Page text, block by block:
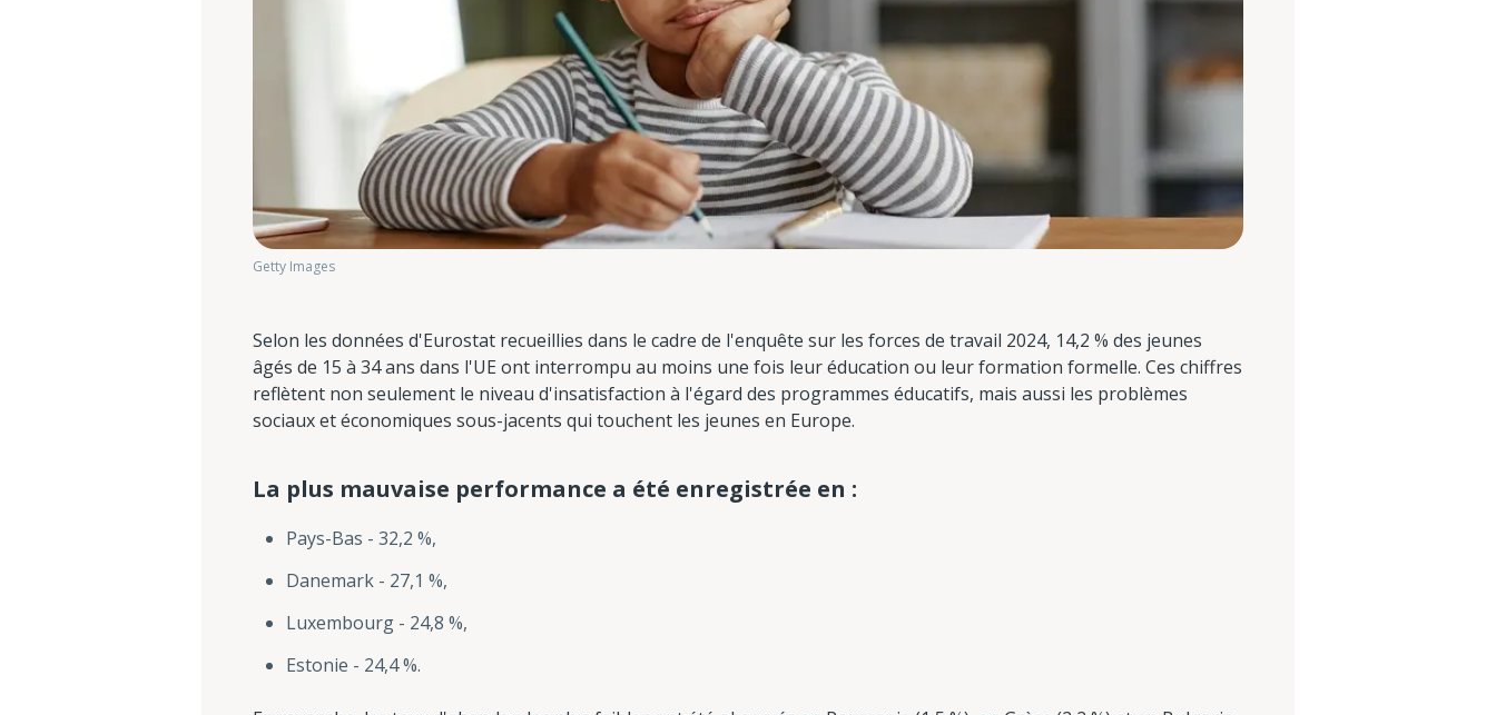
Getty Images
Selon les données d'Eurostat recueillies dans le cadre de l'enquête sur les forces de travail 2024, 14,2 % des jeunes
âgés de 15 à 34 ans dans l'UE ont interrompu au moins une fois leur éducation ou leur formation formelle. Ces chiffres
reflètent non seulement le niveau d'insatisfaction à l'égard des programmes éducatifs, mais aussi les problèmes
sociaux et économiques sous-jacents qui touchent les jeunes en Europe.
La plus mauvaise performance a été enregistrée en :
Pays-Bas - 32,2 %,
Danemark - 27,1 %,
Luxembourg - 24,8 %,
Estonie - 24,4 %.